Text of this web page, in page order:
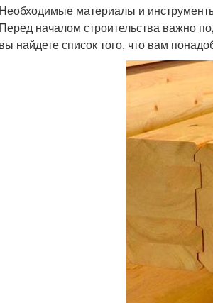
Необходимые материалы и
Перед началом строительства важно
вы найдете список того, что вам